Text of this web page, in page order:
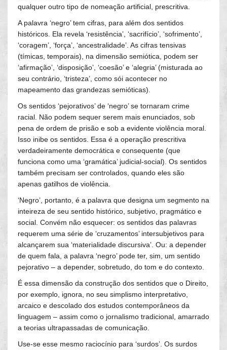
qualquer outro tipo de nomeação artificial, prescritiva.
A palavra ‘negro’ tem cifras, para além dos sentidos
históricos. Ela revela ‘resistência’, ‘sacrifício’, ‘sofrimento’,
‘coragem’, ‘força’, ‘ancestralidade’. As cifras tensivas
(tímicas, temporais), na dimensão semiótica, podem ser
‘afirmação’, ‘disposição’, ‘coesão’ e ‘alegria’ (misturada ao
seu contrário, ‘tristeza’, como sói acontecer no
mapeamento das grandezas semióticas).
Os sentidos ‘pejorativos’ de ‘negro’ se tornaram crime
racial. Não podem sequer serem mais enunciados, sob
pena de ordem de prisão e sob a evidente violência moral.
Isso inibe os sentidos. Essa é a operação prescritiva
verdadeiramente democrática e consequente (que
funciona como uma ‘gramática’ judicial-social). Os sentidos
também precisam ser controlados, quando eles são
apenas gatilhos de violência.
‘Negro’, portanto, é a palavra que designa um segmento na
inteireza de seu sentido histórico, subjetivo, pragmático e
social. Convém não esquecer: os sentidos das palavras
requerem uma série de ‘cruzamentos’ intersubjetivos para
alcançarem sua ‘materialidade discursiva’. Ou: a depender
de quem fala, a palavra ‘negro’ pode ter, sim, um sentido
pejorativo – a depender, sobretudo, do tom e do contexto.
É essa dimensão da construção dos sentidos que o Direito,
por exemplo, ignora, no seu simplismo interpretativo,
arcaico e descolado dos estudos contemporâneos da
linguagem – assim como o jornalismo tradicional, amarrado
a teorias ultrapassadas de comunicação.
Use-se esse mesmo raciocínio para ‘surdos’. Os surdos